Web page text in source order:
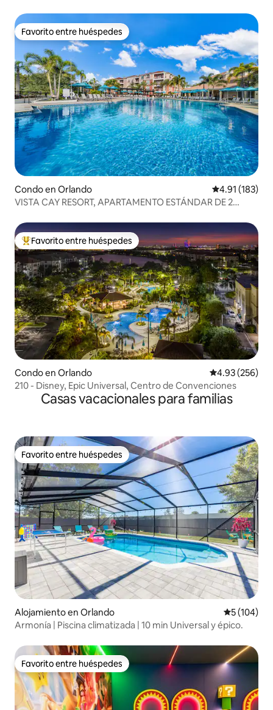
Favorito entre huéspedes
Favorito entre huéspedes
Condo en Orlando Calificación
4.91 (183)
VISTA CAY RESORT, APARTAMENTO ESTÁNDAR DE 2
Favorito entre huéspedes preferido
Favorito entre huéspedes
Condo en Orlando Calificación
4.93 (256)
210 - Disney, Epic Universal, Centro de Convenciones
Casas vacacionales para familias
Favorito entre huéspedes
Favorito entre huéspedes
Alojamiento en Orlando
5 (104)
Armonía | Piscina climatizada | 10 min Universal y épico.
Favorito entre huéspedes
Favorito entre huéspedes